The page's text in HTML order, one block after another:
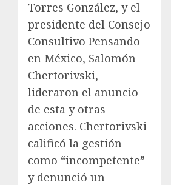
Torres González, y el
presidente del Consejo
Consultivo Pensando
en México, Salomón
Chertorivski,
lideraron el anuncio
de esta y otras
acciones. Chertorivski
calificó la gestión
como “incompetente”
y denunció un